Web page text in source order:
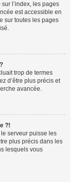
l’index, les pages
est accessible en
sur toutes les pages
trop de termes
d’être plus précis et
avancée.
?!
serveur puisse les
plus précis dans les
lesquels vous